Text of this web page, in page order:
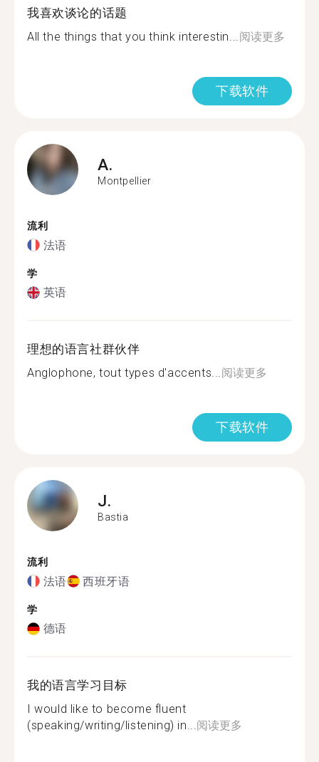
我喜欢谈论的话题
All the things that you think interestin...阅读更多
下载软件
A.
Montpellier
流利
法语
学
英语
理想的语言社群伙伴
Anglophone, tout types d'accents...阅读更多
下载软件
J.
Bastia
流利
法语 西班牙语
学
德语
我的语言学习目标
I would like to become fluent
(speaking/writing/listening) in...阅读更多